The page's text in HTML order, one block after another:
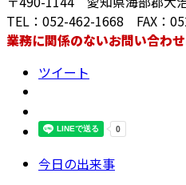
TEL：052-462-1668 FAX：
業務に関係のないお問い合わ
ツイート
今日の出来事